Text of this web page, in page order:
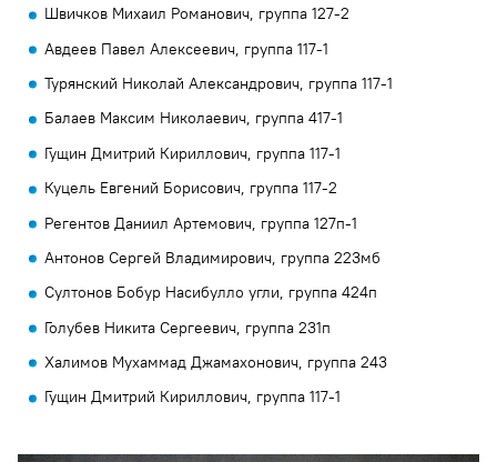
Швичков Михаил Романович, группа 127-2
Авдеев Павел Алексеевич, группа 117-1
Турянский Николай Александрович, группа 117-1
Балаев Максим Николаевич, группа 417-1
Гущин Дмитрий Кириллович, группа 117-1
Куцель Евгений Борисович, группа 117-2
Регентов Даниил Артемович, группа 127п-1
Антонов Сергей Владимирович, группа 223мб
Султонов Бобур Насибулло угли, группа 424п
Голубев Никита Сергеевич, группа 231п
Халимов Мухаммад Джамахонович, группа 243
Гущин Дмитрий Кириллович, группа 117-1